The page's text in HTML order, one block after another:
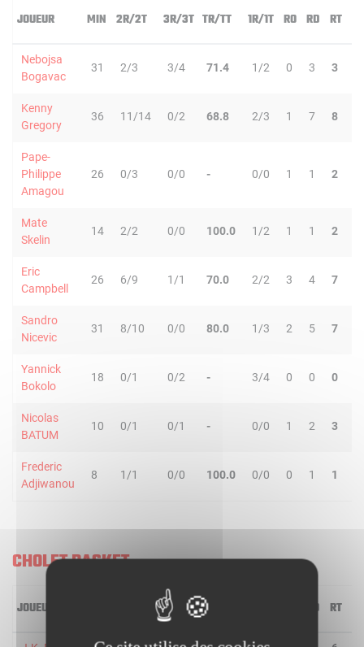
JOUEUR MIN 2R/2T 3R/3T TR/TT 1R/1T RO RD RT
Nebojsa
Bogavac
31 2/3 3/4 71.4 1/2 0 3 3
Kenny
Gregory
36 11/14 0/2 68.8 2/3 1 7 8
Pape-
Philippe
Amagou
26 0/3 0/0 - 0/0 1 1 2
Mate
Skelin
14 2/2 0/0 100.0 1/2 1 1 2
Eric
Campbell
26 6/9 1/1 70.0 2/2 3 4 7
Sandro
Nicevic
31 8/10 0/0 80.0 1/3 2 5 7
Yannick
Bokolo
18 0/1 0/2 - 3/4 0 0 0
Nicolas
BATUM
10 0/1 0/1 - 0/0 1 2 3
Frederic
Adjiwanou
8 1/1 0/0 100.0 0/0 0 1 1
CHOLET BASKET
JOUEUR 2R/2T 3R/3T RD RT